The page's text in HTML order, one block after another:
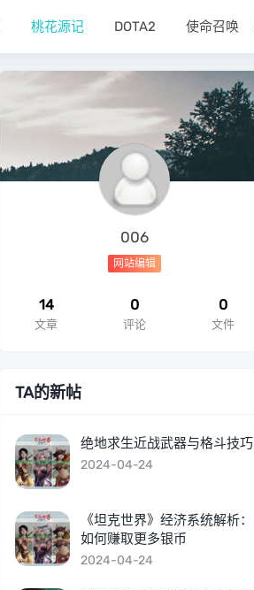
桃花源记 DOTA2 使命召唤
006
网站编辑
14
文章
0
评论
0
文件
TA的新帖
绝地求生近战武器与格斗技巧
2024-04-24
《坦克世界》经济系统解析：
如何赚取更多银币
2024-04-24